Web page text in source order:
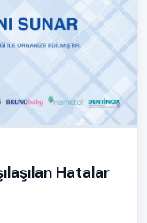
Hatalar